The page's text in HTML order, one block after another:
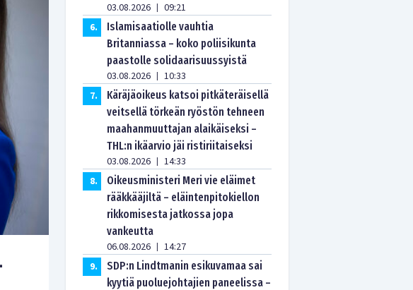
03.08.2026 | 09:21
6.
Islamisaatiolle vauhtia
Britanniassa – koko poliisikunta
paastolle solidaarisuussyistä
03.08.2026 | 10:33
7.
Käräjäoikeus katsoi pitkäteräisellä
veitsellä törkeän ryöstön tehneen
maahanmuuttajan alaikäiseksi –
THL:n ikäarvio jäi ristiriitaiseksi
03.08.2026 | 14:33
8.
Oikeusministeri Meri vie eläimet
rääkkääjiltä – eläintenpitokiellon
rikkomisesta jatkossa jopa
vankeutta
06.08.2026 | 14:27
9.
SDP:n Lindtmanin esikuvamaa sai
kyytiä puoluejohtajien paneelissa –